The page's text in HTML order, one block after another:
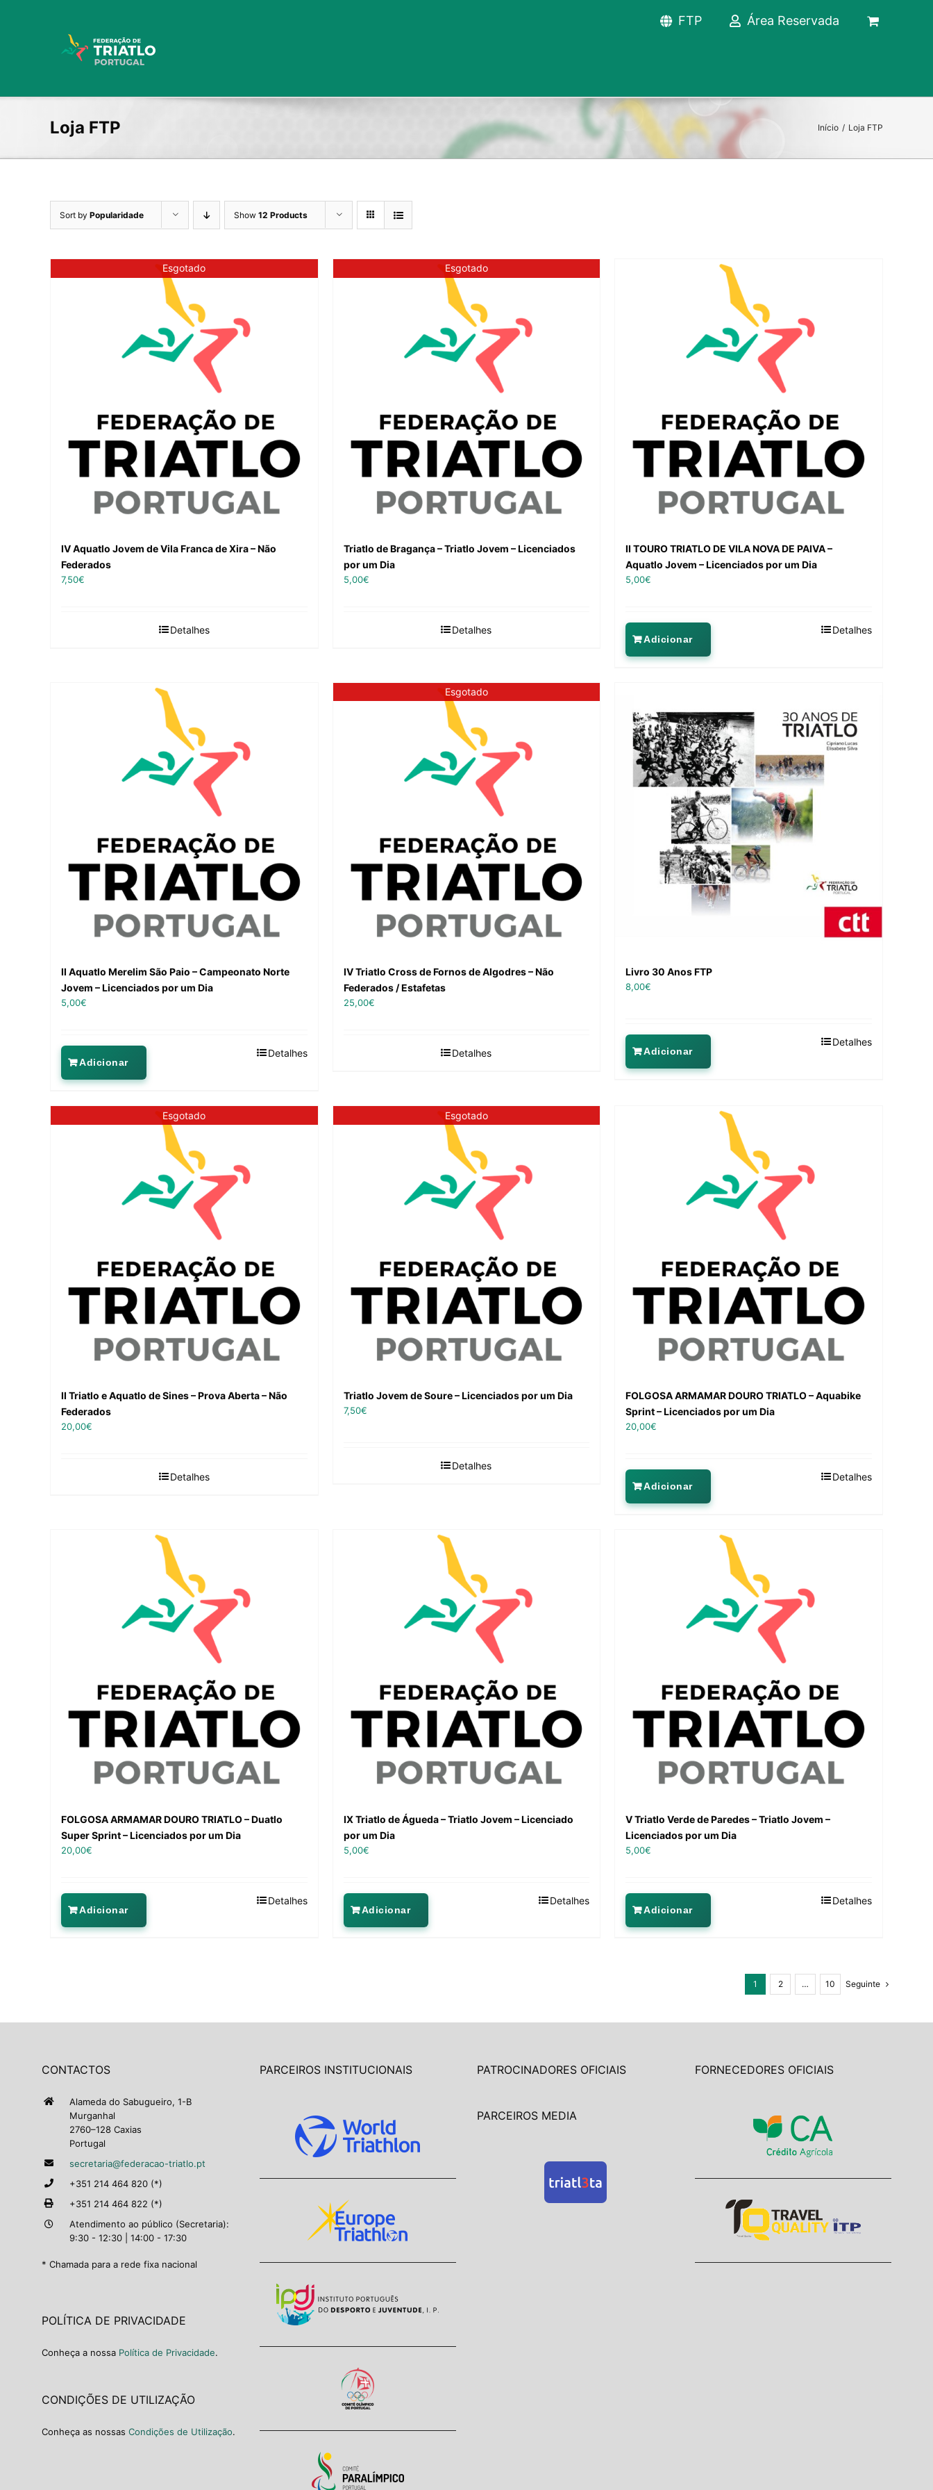
FTP Área Reservada
Loja FTP Início / Loja FTP
Sort by Popularidade Show 12 Products
Esgotado
IV Aquatlo Jovem de Vila Franca de Xira – Não
Federados
7,50€
Detalhes
Esgotado
Triatlo de Bragança – Triatlo Jovem – Licenciados
por um Dia
5,00€
Detalhes
II TOURO TRIATLO DE VILA NOVA DE PAIVA –
Aquatlo Jovem – Licenciados por um Dia
5,00€
Adicionar
Detalhes
II Aquatlo Merelim São Paio – Campeonato Norte
Jovem – Licenciados por um Dia
5,00€
Adicionar
Detalhes
Esgotado
IV Triatlo Cross de Fornos de Algodres – Não
Federados / Estafetas
25,00€
Detalhes
Livro 30 Anos FTP
8,00€
Adicionar
Detalhes
Esgotado
II Triatlo e Aquatlo de Sines – Prova Aberta – Não
Federados
20,00€
Detalhes
Esgotado
Triatlo Jovem de Soure – Licenciados por um Dia
7,50€
Detalhes
FOLGOSA ARMAMAR DOURO TRIATLO – Aquabike
Sprint – Licenciados por um Dia
20,00€
Adicionar
Detalhes
FOLGOSA ARMAMAR DOURO TRIATLO – Duatlo
Super Sprint – Licenciados por um Dia
20,00€
Adicionar
Detalhes
IX Triatlo de Águeda – Triatlo Jovem – Licenciado
por um Dia
5,00€
Adicionar
Detalhes
V Triatlo Verde de Paredes – Triatlo Jovem –
Licenciados por um Dia
5,00€
Adicionar
Detalhes
1 2 … 10 Seguinte
CONTACTOS
Alameda do Sabugueiro, 1-B
Murganhal
2760–128 Caxias
Portugal
secretaria@federacao-triatlo.pt
+351 214 464 820 (*)
+351 214 464 822 (*)
Atendimento ao público (Secretaria):
9:30 - 12:30 | 14:00 - 17:30
* Chamada para a rede fixa nacional
POLÍTICA DE PRIVACIDADE
Conheça a nossa Política de Privacidade.
CONDIÇÕES DE UTILIZAÇÃO
Conheça as nossas Condições de Utilização.
PARCEIROS INSTITUCIONAIS PATROCINADORES OFICIAIS
PARCEIROS MEDIA
FORNECEDORES OFICIAIS